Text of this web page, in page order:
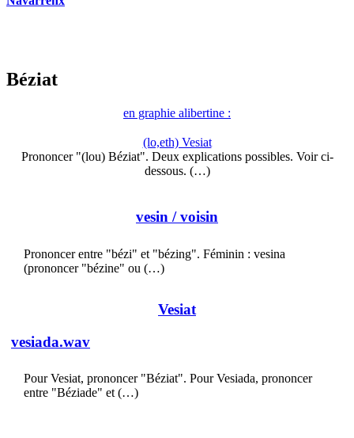
Béziat
en graphie alibertine :
(lo,eth) Vesiat
Prononcer "(lou) Béziat". Deux explications possibles. Voir ci-
dessous. (…)
vesin / voisin
Prononcer entre "bézi" et "bézing". Féminin : vesina
(prononcer "bézine" ou (…)
Vesiat
vesiada.wav
Pour Vesiat, prononcer "Béziat". Pour Vesiada, prononcer
entre "Béziade" et (…)